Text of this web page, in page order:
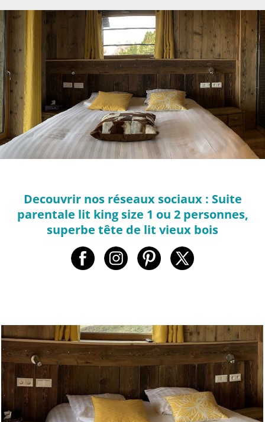
Decouvrir nos réseaux sociaux : Suite
parentale lit king size 1 ou 2 personnes,
superbe tête de lit vieux bois